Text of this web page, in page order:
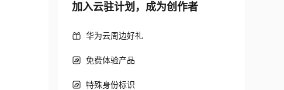
加入云驻计划，成为创作者
华为云周边好礼
免费体验产品
特殊身份标识